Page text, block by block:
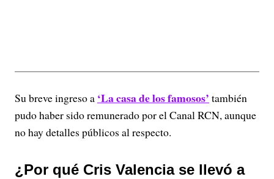
Su breve ingreso a ‘La casa de los famosos’ también
pudo haber sido remunerado por el Canal RCN, aunque
no hay detalles públicos al respecto.
¿Por qué Cris Valencia se llevó a